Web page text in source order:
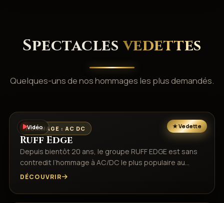
Spectacles vedettes
Quelques-uns de nos hommages les plus demandés.
Vidéo
HOMMAGE : AC DC
Ruff Edge
Depuis bientôt 20 ans, le groupe RUFF EDGE est sans
contredit l’hommage à AC/DC le plus populaire au…
DÉCOUVRIR